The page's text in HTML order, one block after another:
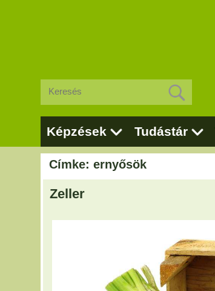
Képzések Tudástár
Címke: ernyősök
Zeller